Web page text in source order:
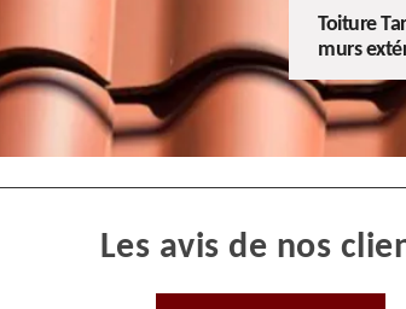
Toiture
murs
Les avis de nos